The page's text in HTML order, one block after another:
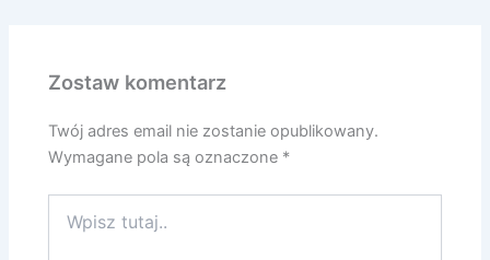
Zostaw komentarz
Twój adres email nie zostanie opublikowany.
Wymagane pola są oznaczone *
tutaj..